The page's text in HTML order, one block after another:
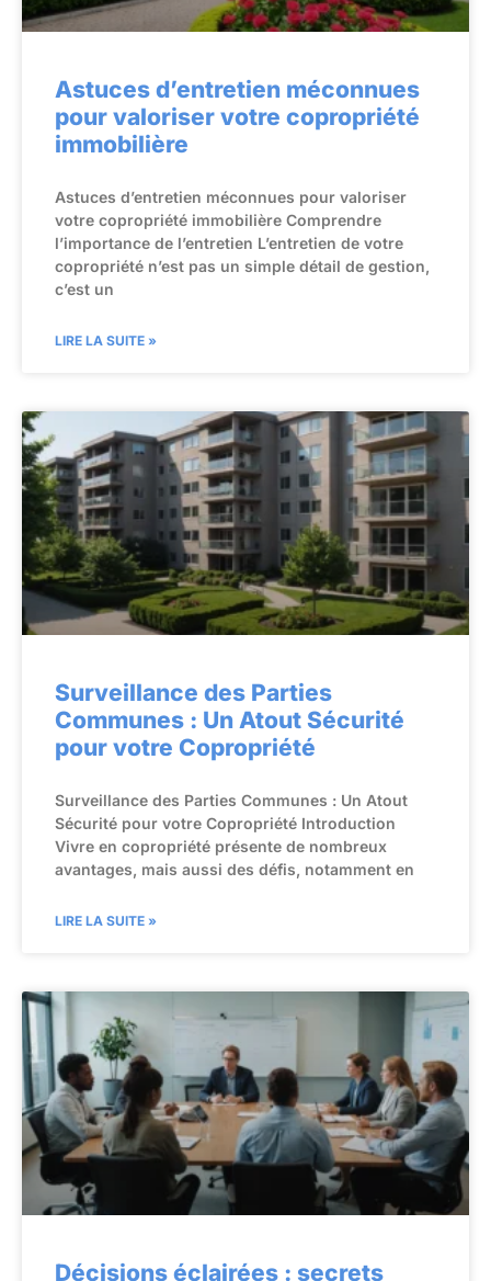
Astuces d’entretien méconnues
pour valoriser votre copropriété
immobilière
Astuces d’entretien méconnues pour valoriser
votre copropriété immobilière Comprendre
l’importance de l’entretien L’entretien de votre
copropriété n’est pas un simple détail de gestion,
c’est un
LIRE LA SUITE »
Surveillance des Parties
Communes : Un Atout Sécurité
pour votre Copropriété
Surveillance des Parties Communes : Un Atout
Sécurité pour votre Copropriété Introduction
Vivre en copropriété présente de nombreux
avantages, mais aussi des défis, notamment en
LIRE LA SUITE »
Décisions éclairées : secrets